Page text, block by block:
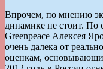
Впрочем, по мнению
динамике не стоит. По
Greenpeace Алексея
очень далека от
оценкам,